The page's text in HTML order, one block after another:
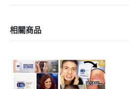
相關商品